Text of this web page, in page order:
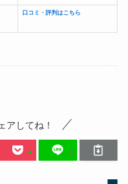
口コミ・評判はこちら
アしてね！